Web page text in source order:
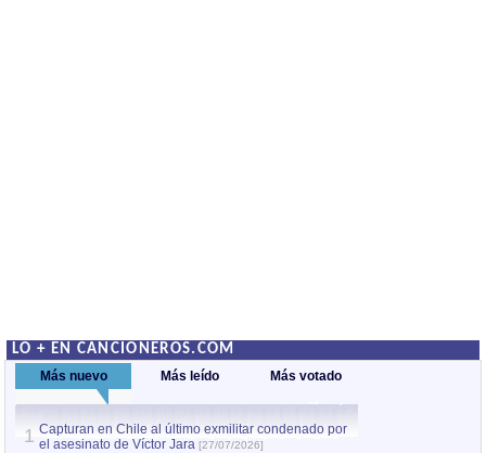
LO + EN CANCIONEROS.COM
Más nuevo Más leído Más votado
1 Capturan en Chile al último exmilitar condenado por
el asesinato de Víctor Jara [27/07/2026]